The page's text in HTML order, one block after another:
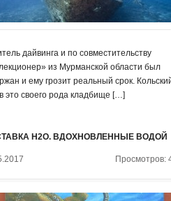
дайвинга и по совместительству
из Мурманской области был
и ему грозит реальный срок.
это своего рода кладбище […]
H2O. ВДОХНОВЛЕННЫЕ ВОДОЙ
Просмотров: